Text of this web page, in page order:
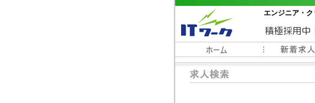
エンジニア・ク
常時3000件以